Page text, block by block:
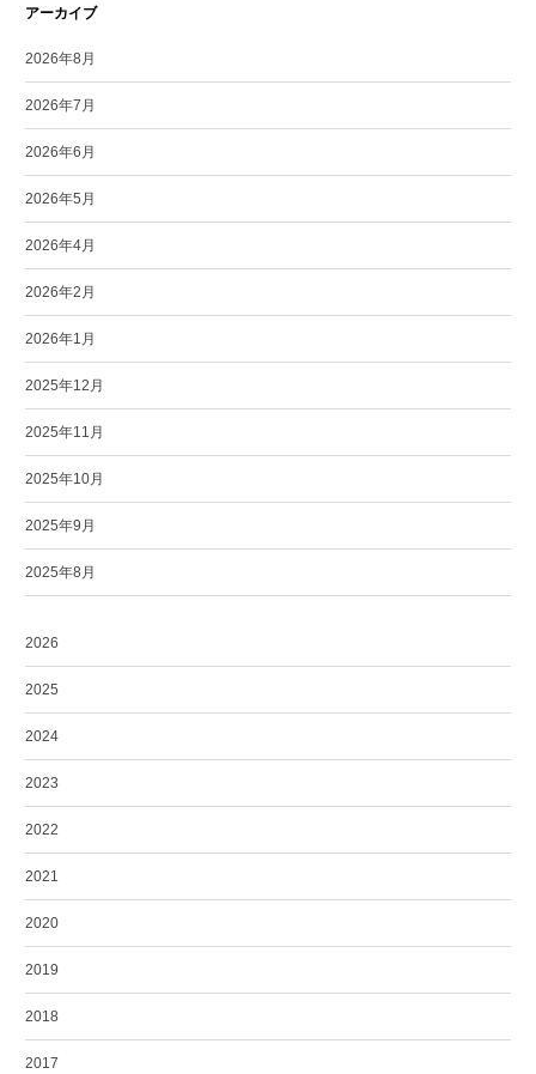
アーカイブ
2026年8月
2026年7月
2026年6月
2026年5月
2026年4月
2026年2月
2026年1月
2025年12月
2025年11月
2025年10月
2025年9月
2025年8月
2026
2025
2024
2023
2022
2021
2020
2019
2018
2017